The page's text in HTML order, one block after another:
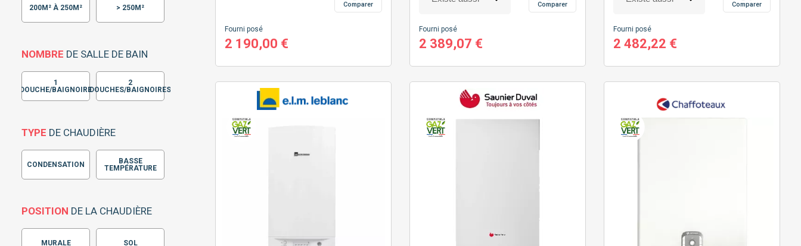
200M² À 250M² > 250M²
NOMBRE DE SALLE DE BAIN
1
DOUCHE/BAIGNOIRE
2
DOUCHES/BAIGNOIRES
TYPE DE CHAUDIÈRE
CONDENSATION
BASSE
TEMPÉRATURE
POSITION DE LA CHAUDIÈRE
MURALE SOL
Comparer
Fourni posé
2 190,00 €
Comparer
Fourni posé
2 389,07 €
Comparer
Fourni posé
2 482,22 €